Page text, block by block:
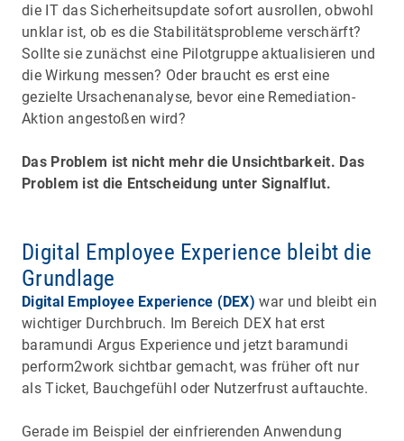
die IT das Sicherheitsupdate sofort ausrollen, obwohl
unklar ist, ob es die Stabilitätsprobleme verschärft?
Sollte sie zunächst eine Pilotgruppe aktualisieren und
die Wirkung messen? Oder braucht es erst eine
gezielte Ursachenanalyse, bevor eine Remediation-
Aktion angestoßen wird?
Das Problem ist nicht mehr die Unsichtbarkeit. Das
Problem ist die Entscheidung unter Signalflut.
Digital Employee Experience bleibt die
Grundlage
Digital Employee Experience (DEX) war und bleibt ein
wichtiger Durchbruch. Im Bereich DEX hat erst
baramundi Argus Experience und jetzt baramundi
perform2work sichtbar gemacht, was früher oft nur
als Ticket, Bauchgefühl oder Nutzerfrust auftauchte.
Gerade im Beispiel der einfrierenden Anwendung